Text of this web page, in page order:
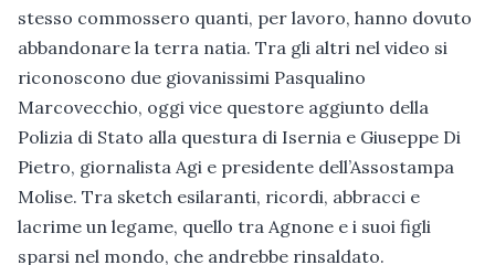
stesso commossero quanti, per lavoro, hanno dovuto
abbandonare la terra natia. Tra gli altri nel video si
riconoscono due giovanissimi Pasqualino
Marcovecchio, oggi vice questore aggiunto della
Polizia di Stato alla questura di Isernia e Giuseppe Di
Pietro, giornalista Agi e presidente dell’Assostampa
Molise. Tra sketch esilaranti, ricordi, abbracci e
lacrime un legame, quello tra Agnone e i suoi figli
sparsi nel mondo, che andrebbe rinsaldato.